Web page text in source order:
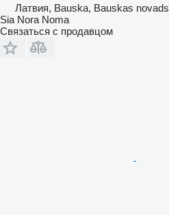
Латвия, Bauska, Bauskas novads
Sia Nora Noma
Связаться с продавцом